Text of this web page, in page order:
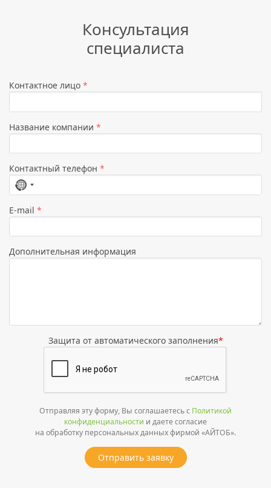
Консультация
специалиста
Контактное лицо *
Название компании *
Контактный телефон *
Страна
не
выбрана
E-mail *
Дополнительная информация
Защита от автоматического заполнения*
Отправляя эту форму, Вы соглашаетесь с Политикой
конфиденциальности и даете согласие
на обработку персональных данных фирмой «АЙТОБ».
Отправить заявку